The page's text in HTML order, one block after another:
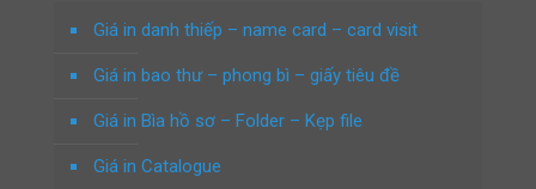
Giá in danh thiếp – name card – card visit
Giá in bao thư – phong bì – giấy tiêu đề
Giá in Bìa hồ sơ – Folder – Kẹp file
Giá in Catalogue